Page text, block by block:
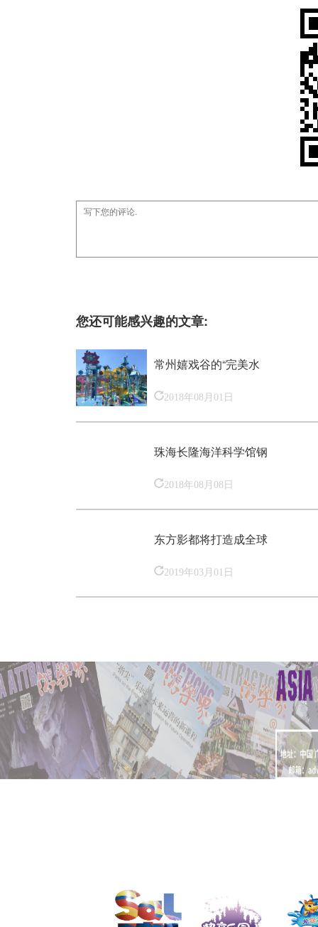
您还可能感兴趣的文章:
常州嬉戏谷的“完美水
2018年08月01日
珠海长隆海洋科学馆钢
2018年08月08日
东方影都将打造成全球
2019年03月01日